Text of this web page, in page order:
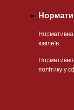
ювілеїв
політику у